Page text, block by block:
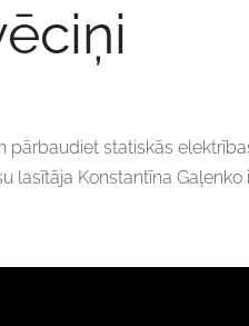
statiskās
lasītāja Konstantīna Gaļenko